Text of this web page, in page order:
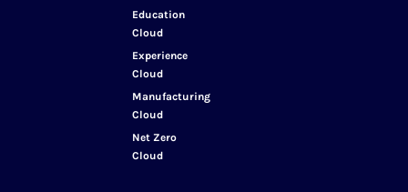
Education
Cloud
Experience
Cloud
Manufacturing
Cloud
Net Zero
Cloud